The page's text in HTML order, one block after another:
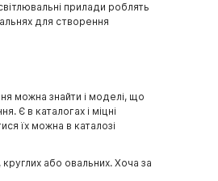
прилади роблять
для створення
можна знайти і моделі, що
Є в каталогах і міцні
їх можна в каталозі
або овальних. Хоча за